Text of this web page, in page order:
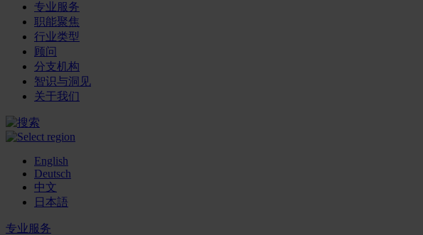
专业服务
职能聚焦
行业类型
顾问
分支机构
智识与洞见
关于我们
English
Deutsch
中文
日本語
专业服务